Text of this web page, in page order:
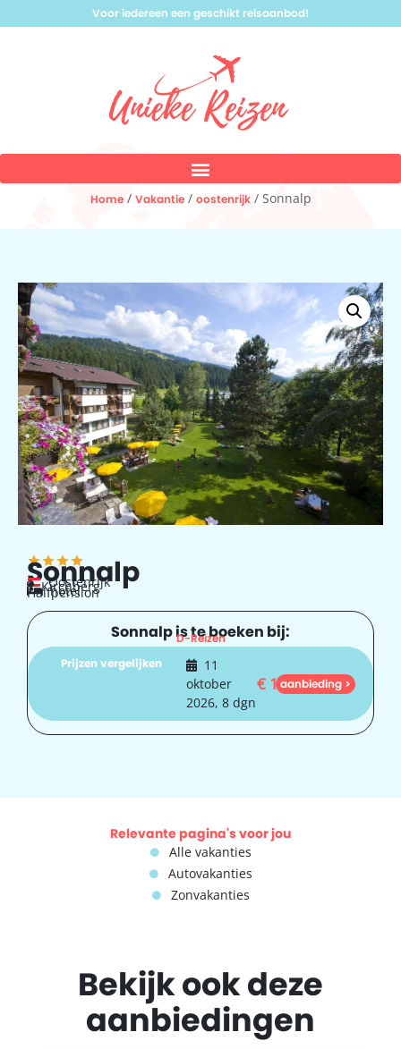
Voor iedereen een geschikt reisaanbod!
Home/ Vakantie/ oostenrijk/ Sonnalp
Sonnalp
Oostenrijk
Kirchberg
hotel
Halfpension
Sonnalp is te boeken bij:
D-Reizen
Prijzen vergelijken
11
oktober
2026, 8 dgn
€1.254
aanbieding >
Relevante pagina's voor jou
Alle vakanties
Autovakanties
Zonvakanties
Bekijk ook deze
aanbiedingen